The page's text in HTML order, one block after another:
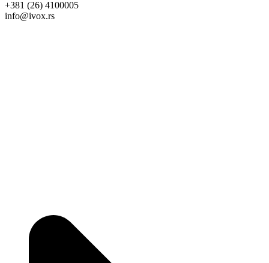
+381 (26) 4100005
info@ivox.rs